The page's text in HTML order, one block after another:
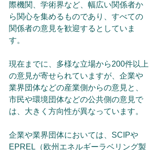
際機関、学術界など、幅広い関係者か
ら関心を集めるものであり、すべての
関係者の意見を歓迎するとしていま
す。
現在までに、多様な立場から200件以上
の意見が寄せられていますが、企業や
業界団体などの産業側からの意見と、
市民や環境団体などの公共側の意見で
は、大きく方向性が異なっています。
企業や業界団体においては、SCIPや
EPREL（欧州エネルギーラベリング製